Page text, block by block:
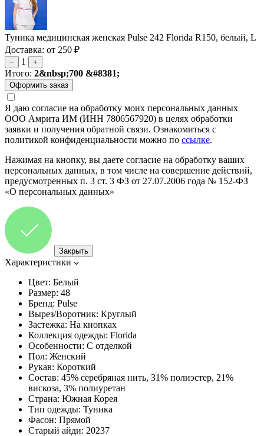
Туника медицинская женская Pulse 242 Florida R150, белый, L
Доставка: от 250 ₽
− 1 +
Итого: 2&nbsp;700 &#8381;
Я даю согласие на обработку моих персональных данных
ООО Амрита ИМ (ИНН 7806567920) в целях обработки
заявки и получения обратной связи. Ознакомиться с
политикой конфиденциальности можно по ссылке.
Нажимая на кнопку, вы даете согласие на обработку ваших
персональных данных, в том числе на совершение действий,
предусмотренных п. 3 ст. 3 ФЗ от 27.07.2006 года № 152-ФЗ
«О персональных данных»
Закрыть
Характеристики
Цвет: Белый
Размер: 48
Бренд: Pulse
Вырез/Воротник: Круглый
Застежка: На кнопках
Коллекция одежды: Florida
Особенности: С отделкой
Пол: Женский
Рукав: Короткий
Состав: 45% серебряная нить, 31% полиэстер, 21%
вискоза, 3% полиуретан
Страна: Южная Корея
Тип одежды: Туника
Фасон: Прямой
Старый айди: 20237